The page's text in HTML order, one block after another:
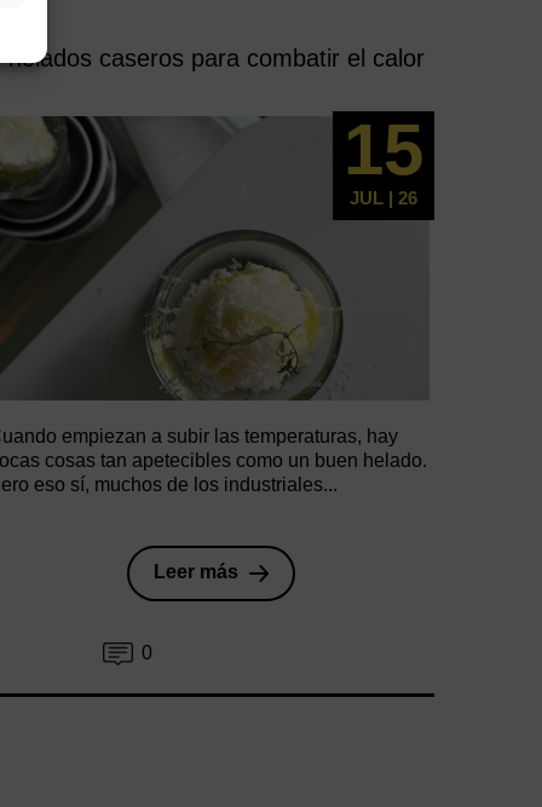
helados caseros para combatir el calor
15
JUL | 26
empiezan a subir las temperaturas, hay
cosas tan apetecibles como un buen helado.
eso sí, muchos de los industriales...
Leer más
0